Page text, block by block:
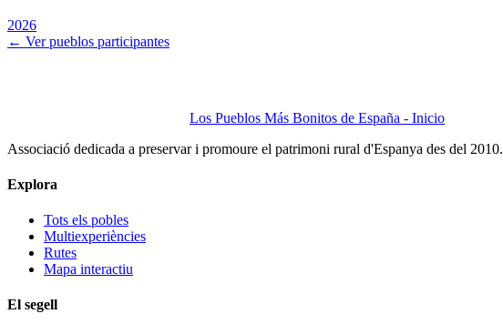
2026
← Ver pueblos participantes
Los Pueblos Más Bonitos de España - Inicio
Associació dedicada a preservar i promoure el patrimoni rural d'Espanya des del 2010.
Explora
Tots els pobles
Multiexperiències
Rutes
Mapa interactiu
El segell